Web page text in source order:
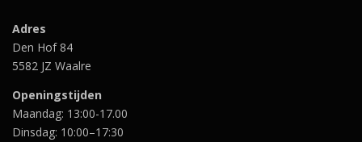
Adres
Den Hof 84
5582 JZ Waalre
Openingstijden
Maandag: 13:00-17.00
Dinsdag: 10:00–17:30